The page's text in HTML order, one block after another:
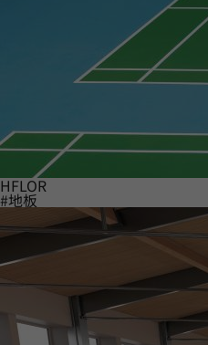
HFLOR
#地板